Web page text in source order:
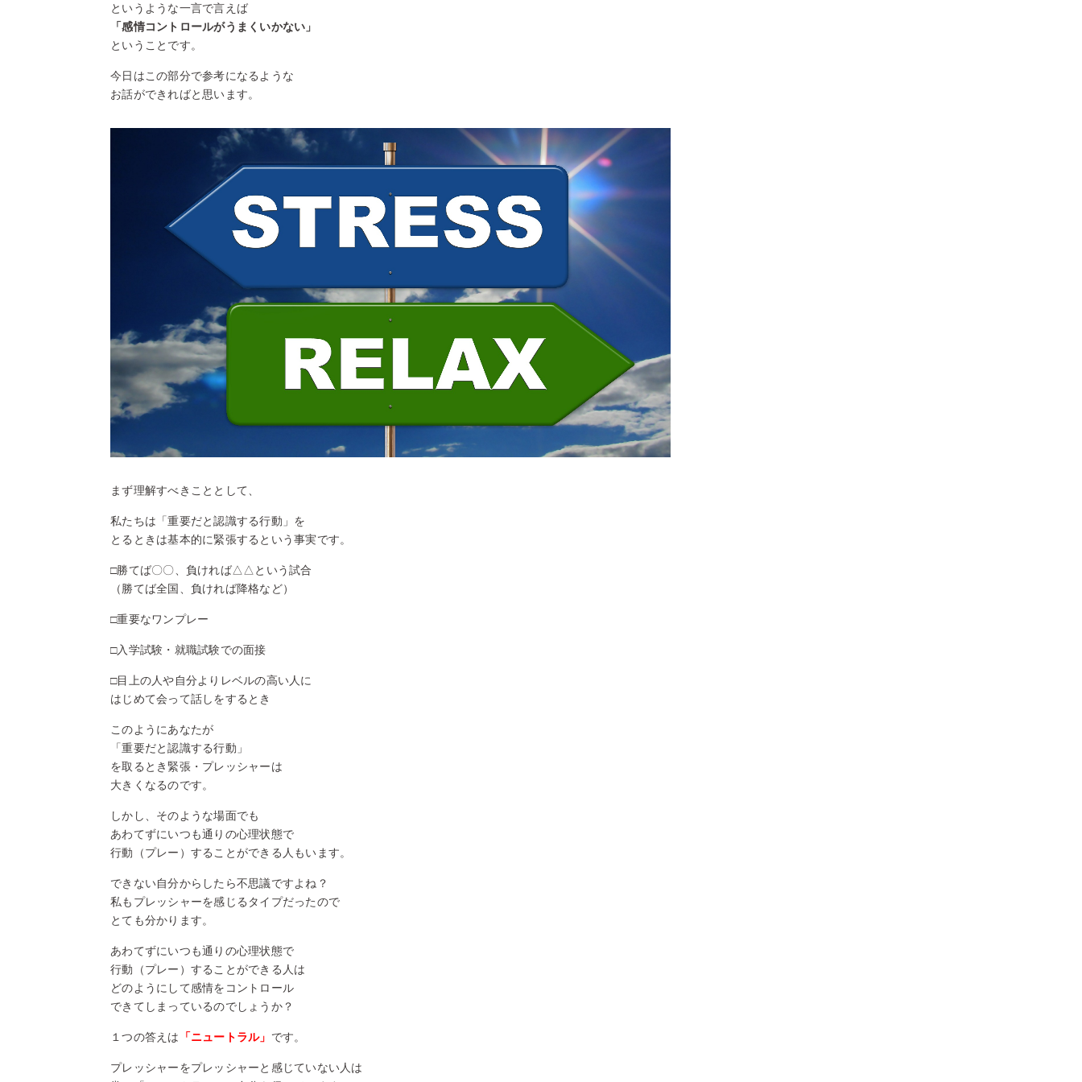
というような一言で言えば
「感情コントロールがうまくいかない」
ということです。
今日はこの部分で参考になるような
お話ができればと思います。
まず理解すべきこととして、
私たちは「重要だと認識する行動」を
とるときは基本的に緊張するという事実です。
□勝てば〇〇、負ければ△△という試合
（勝てば全国、負ければ降格など）
□重要なワンプレー
□入学試験・就職試験での面接
□目上の人や自分よりレベルの高い人に
はじめて会って話しをするとき
このようにあなたが
「重要だと認識する行動」
を取るとき緊張・プレッシャーは
大きくなるのです。
しかし、そのような場面でも
あわてずにいつも通りの心理状態で
行動（プレー）することができる人もいます。
できない自分からしたら不思議ですよね？
私もプレッシャーを感じるタイプだったので
とても分かります。
あわてずにいつも通りの心理状態で
行動（プレー）することができる人は
どのようにして感情をコントロール
できてしまっているのでしょうか？
１つの答えは 「ニュートラル」 です。
プレッシャーをプレッシャーと感じていない人は